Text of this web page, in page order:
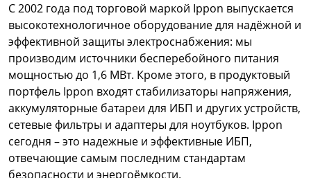
С 2002 года под торговой маркой Ippon выпускается
высокотехнологичное оборудование для надёжной и
эффективной защиты электроснабжения: мы
производим источники бесперебойного питания
мощностью до 1,6 МВт. Кроме этого, в продуктовый
портфель Ippon входят стабилизаторы напряжения,
аккумуляторные батареи для ИБП и других устройств,
сетевые фильтры и адаптеры для ноутбуков. Ippon
сегодня – это надежные и эффективные ИБП,
отвечающие самым последним стандартам
безопасности и энергоёмкости.